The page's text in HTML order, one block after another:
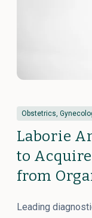
Obstetrics,
Laborie
to
from
Leading